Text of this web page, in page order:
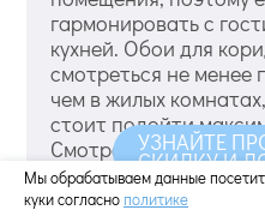
гармонировать с
кухней. Обои для
смотреться не менее
чем в жилых
стоит подойти
Смотреть еще виды
Критерии выбора: на
внимание в первую
Мы обрабатываем данные
куки согласно политике
УЗНАЙТЕ
СКИДКУ И